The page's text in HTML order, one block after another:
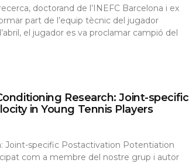
doctorand de l’INEFC Barcelona i ex
part de l’equip tècnic del jugador
el jugador es va proclamar campió del
Research: Joint-specific
in Young Tennis Players
Joint-specific Postactivation Potentiation
com a membre del nostre grup i autor